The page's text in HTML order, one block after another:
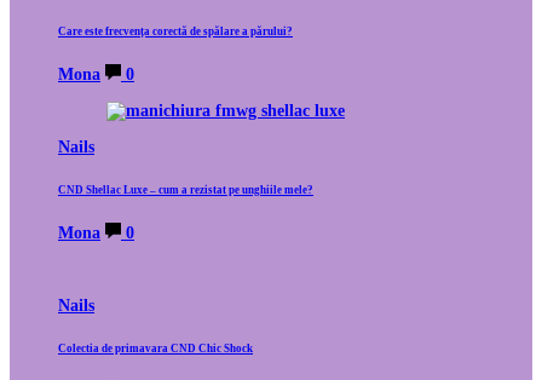
Care este frecvența corectă de spălare a părului?
Mona 0
Nails
CND Shellac Luxe – cum a rezistat pe unghiile mele?
Mona 0
Nails
Colectia de primavara CND Chic Shock